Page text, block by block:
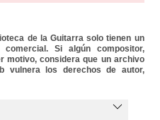
de la Guitarra solo tienen un
Si algún compositor,
motivo, considera que un archivo
vulnera los derechos de autor,